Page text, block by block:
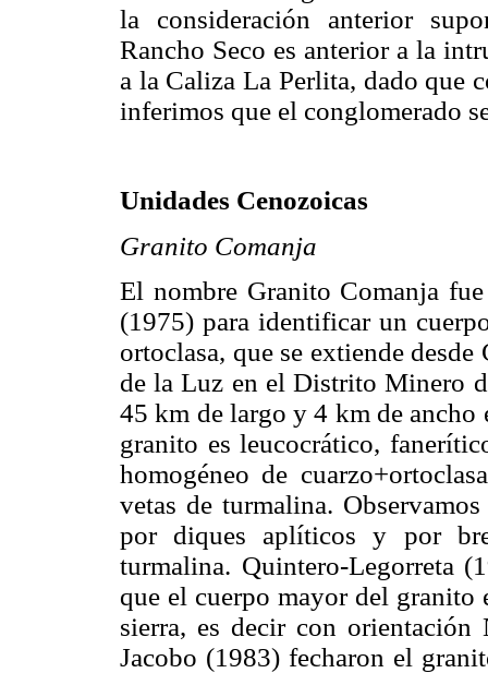
la consideración anterior
Rancho Seco es anterior a la
a la Caliza La Perlita, dado que
inferimos que el conglomerado
Unidades Cenozoicas
Granito Comanja
El nombre Granito Comanja
(1975) para identificar un
ortoclasa, que se extiende
de la Luz en el Distrito Minero
45 km de largo y 4 km de ancho
granito es leucocrático,
homogéneo de
vetas de turmalina.
por diques aplíticos y por
turmalina. Quintero-Legorreta
que el cuerpo mayor del granito
sierra, es decir con
Jacobo (1983) fecharon el